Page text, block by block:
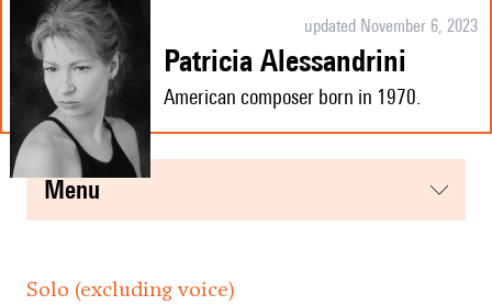
updated November 6, 2023
Patricia Alessandrini
American composer born in 1970.
menu
Solo (excluding voice)